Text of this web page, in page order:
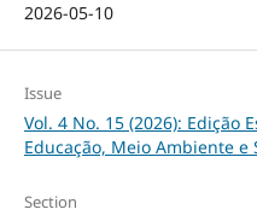
2026-05-10
Issue
Vol. 4 No. 15 (2026): Edição
Educação, Meio Ambiente
Section